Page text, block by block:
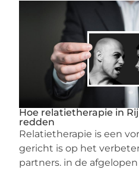
Hoe relatietherapie in
redden
Relatietherapie is een
gericht is op het
partners. in de